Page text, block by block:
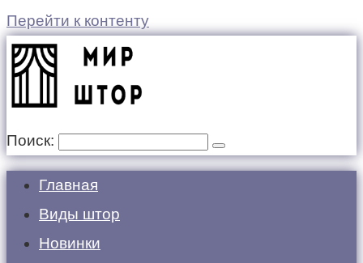
Перейти к контенту
Поиск:
Главная
Виды штор
Новинки